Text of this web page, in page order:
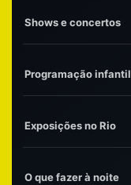
Shows e concertos
Programação infantil
Exposições no Rio
O que fazer à noite